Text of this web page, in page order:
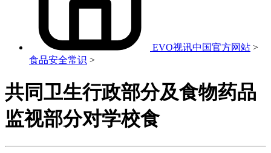
EVO视讯中国官方网站 >
食品安全常识 >
共同卫生行政部分及食物药品
监视部分对学校食